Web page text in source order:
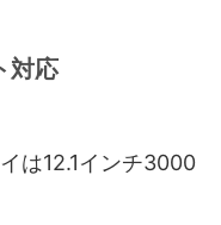
対応
は12.1インチ3000